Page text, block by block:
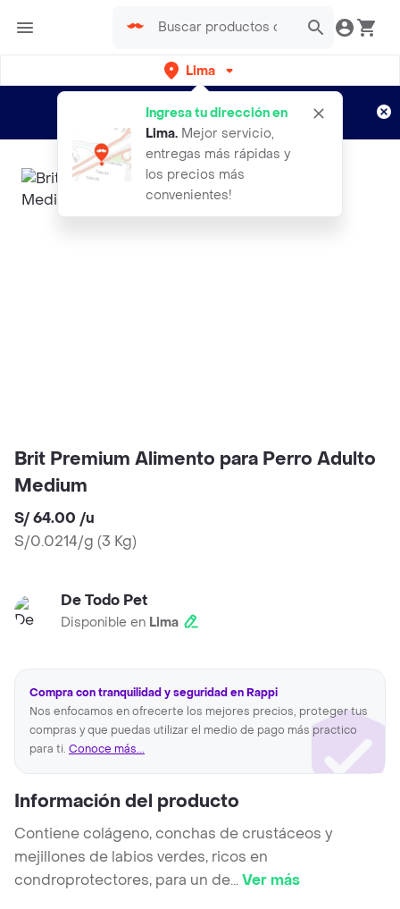
Lima
Ingresa tu dirección en
Lima. Mejor servicio,
entregas más rápidas y
los precios más
convenientes!
envíos gratis por semanas
Aplican TyC
Brit Premium Alimento para Perro Adulto
Medium
S/ 64.00 /u
S/0.0214/g (3 Kg)
De Todo Pet
Disponible en Lima
Compra con tranquilidad y seguridad en Rappi
Nos enfocamos en ofrecerte los mejores precios, proteger tus
compras y que puedas utilizar el medio de pago más practico
para ti. Conoce más...
Información del producto
Contiene colágeno, conchas de crustáceos y
mejillones de labios verdes, ricos en
condroprotectores, para un de...Ver más